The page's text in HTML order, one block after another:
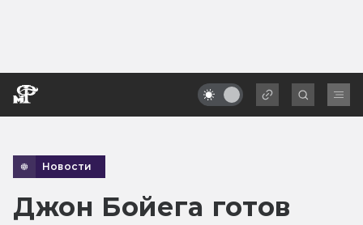
Новости
Джон Бойега готов